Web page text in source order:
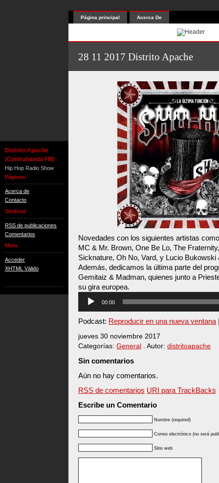
Distrito Apache
(Contrabanda FM)
Hip Hop Radio Show
Páginas
Acerca de
Contacto
Sindicar
RSS de publicaciones
Comentarios
Meta
Acceder
XHTML Válido
Página principal Acerca De
28 11 2017 Distrito Apache
Novedades con los siguientes artistas
MC & Mr. Brown, One Be Lo, The
Sicknature, Oh No, Vard, y Lucio
Además, dedicamos la última parte del
Gemitaiz & Madman, quienes junto a
su gira europea.
Reproductor
audio
00:00
Podcast: Reproducir en una nueva ventana
jueves 30 noviembre 2017
Categorías: General . Autor: distritoapache
Sin comentarios
Aún no hay comentarios.
RSS de comentarios URI para TrackBacks
Escribe un Comentario
Nombre (required)
Correo electrónico (no será
Sitio web